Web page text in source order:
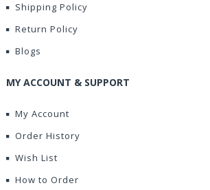
Shipping Policy
Return Policy
Blogs
MY ACCOUNT & SUPPORT
My Account
Order History
Wish List
How to Order